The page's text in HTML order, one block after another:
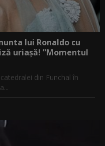
lui Ronaldo cu
uriașă! ”Momentul
din Funchal în